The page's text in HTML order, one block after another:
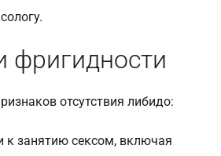
фригидности
отсутствия либидо:
к занятию сексом, включая